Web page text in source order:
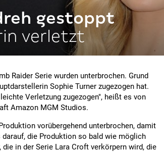
gestoppt
verletzt
Raider Serie wurden unterbrochen. Grund
Sophie Turner zugezogen hat.
Verletzung zugezogen", heißt es von
Amazon MGM Studios.
vorübergehend unterbrochen, damit
die Produktion so bald wie möglich
die in der Serie Lara Croft verkörpern wird, die